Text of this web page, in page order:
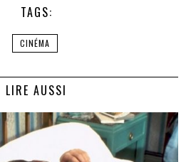
TAGS:
CINÉMA
LIRE AUSSI